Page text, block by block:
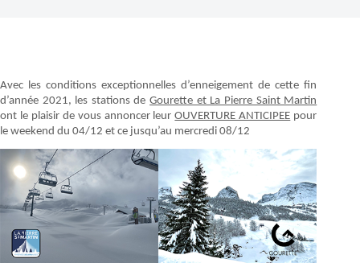
Avec les conditions exceptionnelles d’enneigement de cette fin
d’année 2021, les stations deGourette et La Pierre Saint Martin
ont le plaisir de vous annoncer leurOUVERTURE ANTICIPEE pour
le weekend du 04/12 et ce jusqu’au mercredi 08/12